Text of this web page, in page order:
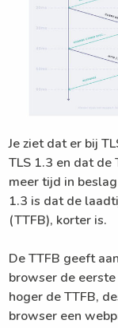
Je ziet dat er bij
TLS 1.3 en dat de
meer tijd in
1.3 is dat de
(TTFB), korter is.
De TTFB geeft
browser de
hoger de TTFB,
browser een